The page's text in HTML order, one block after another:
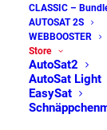
CLASSIC –
AUTOSAT 2S
WEBBOOSTER
Store
AutoSat2
AutoSat Light
EasySat